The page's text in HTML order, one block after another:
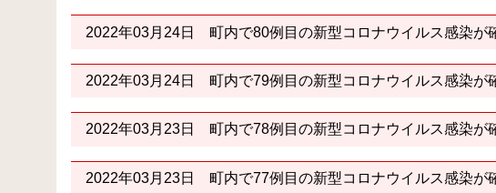
2022年03月24日 町内で80例目の新型コロナウイルス感染が
2022年03月24日 町内で79例目の新型コロナウイルス感染が
2022年03月23日 町内で78例目の新型コロナウイルス感染が
2022年03月23日 町内で77例目の新型コロナウイルス感染が